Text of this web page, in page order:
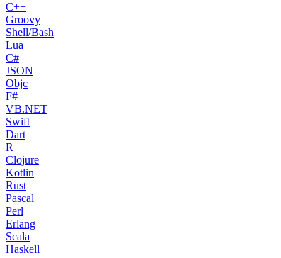
C++
Groovy
Shell/Bash
Lua
C#
JSON
Objc
F#
VB.NET
Swift
Dart
R
Clojure
Kotlin
Rust
Pascal
Perl
Erlang
Scala
Haskell